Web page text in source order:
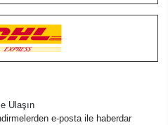
Ulaşın
e-posta ile haberdar